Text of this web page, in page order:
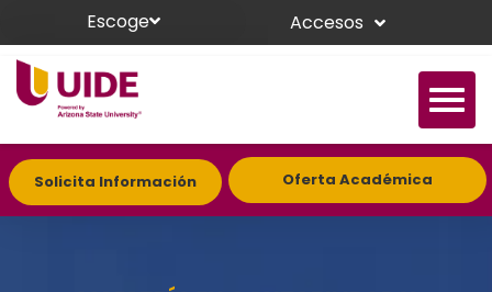
Escoge Accesos
Solicita Información Oferta Académica